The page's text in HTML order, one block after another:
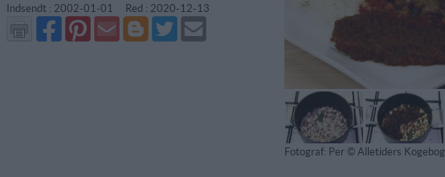
Indsendt : 2002-01-01 Red : 2020-12-13
Del
på
Facebook
Del
på
Pinterest
Send
via
GMail
Del
på
Blogger
Del
på
Twitter
Send
mail
Fotograf: Per © Alletiders Kogebog